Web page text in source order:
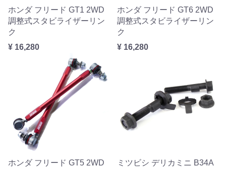
ホンダ フリード GT1 2WD
調整式スタビライザーリン
ク
¥ 16,280
ホンダ フリード GT6 2WD
調整式スタビライザーリン
ク
¥ 16,280
ホンダ フリード GT5 2WD
ミツビシ デリカミニ B34A